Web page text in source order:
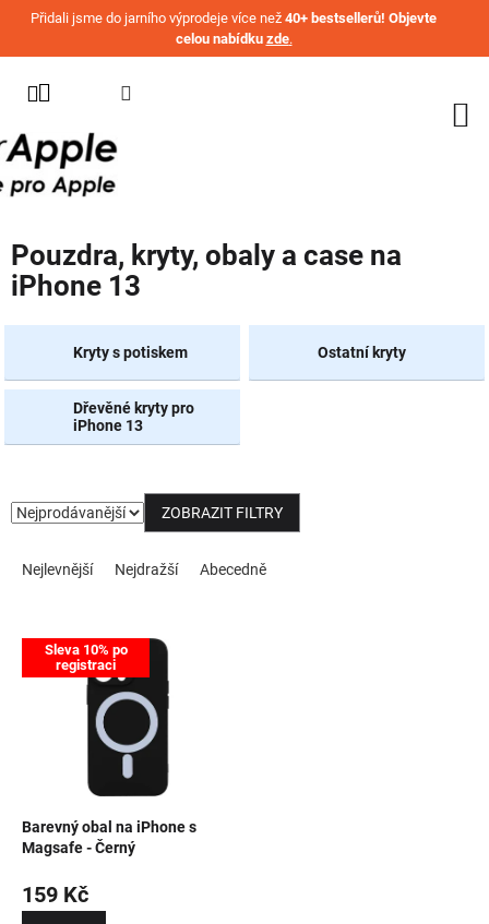
Přejít na obsah
Přidali jsme do jarního výprodeje více než 40+ bestsellerů! Objevte
celou nabídku zde.
IPHONE
MACBOOK
AIRPODS
AIRTAG
OSTATNÍ
ZNAČKY
%
Pouzdra, kryty, obaly a case na
iPhone 13
Kryty s potiskem Ostatní kryty
Dřevěné kryty pro
iPhone 13
ZOBRAZIT FILTRY
Nejlevnější Nejdražší Abecedně
Výpis produktů
Sleva 10% po
registraci
Barevný obal na iPhone s
Magsafe - Černý
159 Kč